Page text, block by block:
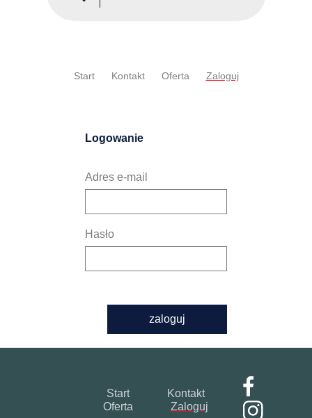
Start Kontakt Oferta Zaloguj
Logowanie
Adres e-mail
Hasło
zaloguj
Start
Kontakt
Oferta
Zaloguj